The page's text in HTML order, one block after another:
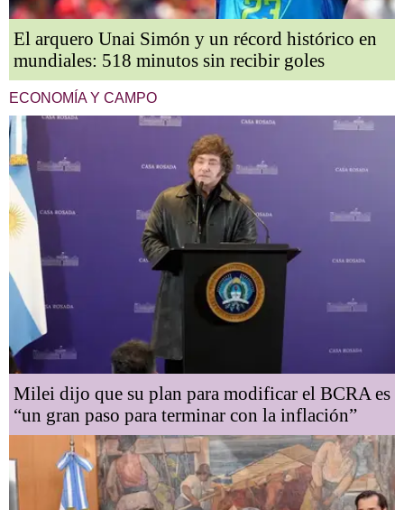
El arquero Unai Simón y un récord histórico en
mundiales: 518 minutos sin recibir goles
ECONOMÍA Y CAMPO
Milei dijo que su plan para modificar el BCRA es
“un gran paso para terminar con la inflación”